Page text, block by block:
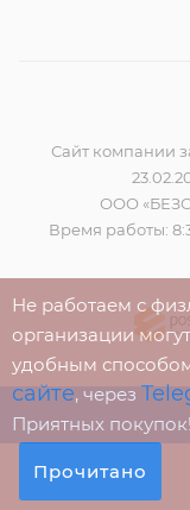
Сайт компании
ООО
Время работы:
Не работаем с
организации
удобным
сайте, через
Приятных покупок!
Прочитано